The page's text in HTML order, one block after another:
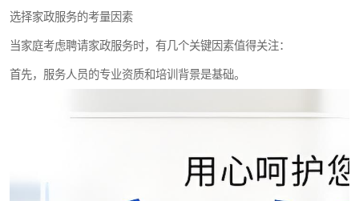
选择家政服务的考量因素
当家庭考虑聘请家政服务时，有几个关键因素值得关注：
首先，服务人员的专业资质和培训背景是基础。